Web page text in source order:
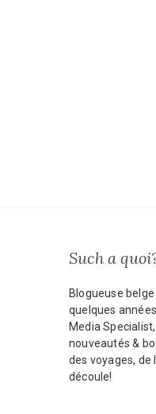
Such a
Blogueuse
quelques
Media
nouveautés &
des voyages, de
découle!